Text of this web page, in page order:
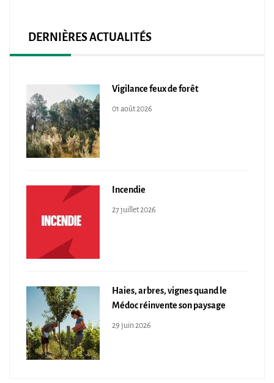
DERNIÈRES ACTUALITÉS
Vigilance feux de forêt
01 août 2026
Incendie
27 juillet 2026
Haies, arbres, vignes quand le
Médoc réinvente son paysage
29 juin 2026